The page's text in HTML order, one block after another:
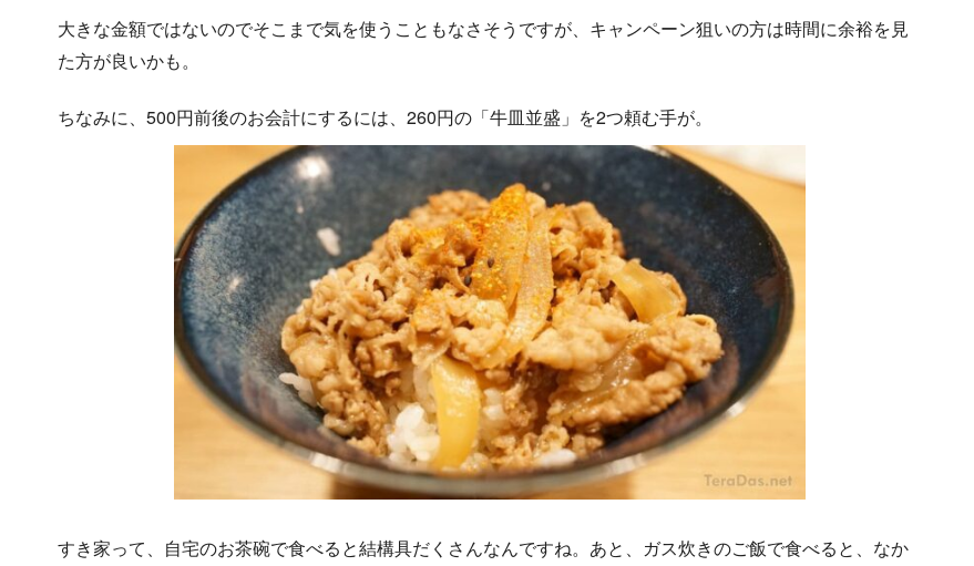
大きな金額ではないのでそこまで気を使うこともなさそうですが、キャンペーン狙いの方は時間に余裕を見
た方が良いかも。
ちなみに、500円前後のお会計にするには、260円の「牛皿並盛」を2つ頼む手が。
すき家って、自宅のお茶碗で食べると結構具だくさんなんですね。あと、ガス炊きのご飯で食べると、なか